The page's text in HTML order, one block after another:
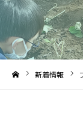
新着情報